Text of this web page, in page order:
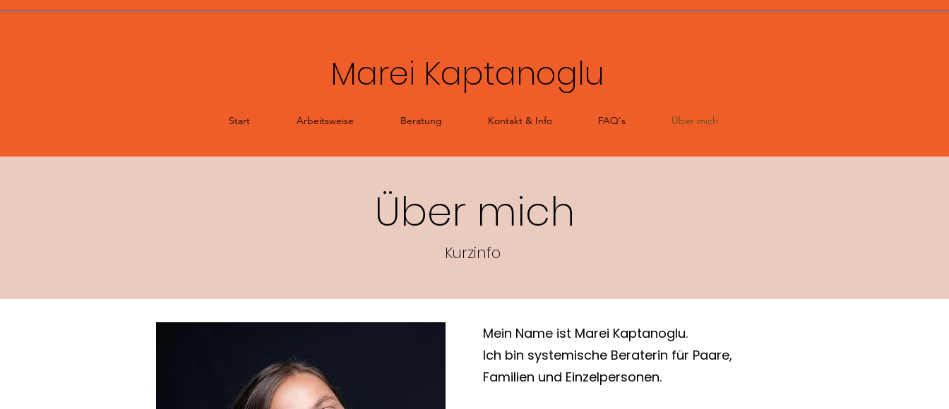
Marei Kaptanoglu
Start Arbeitsweise Beratung Kontakt & Info FAQ's Über mich
Über mich
Kurzinfo
Mein Name ist Marei Kaptanoglu.
Ich bin systemische Beraterin für Paare,
Familien und Einzelpersonen.